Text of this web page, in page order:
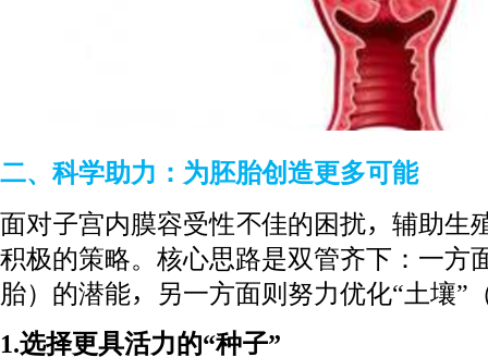
二、科学助力：为胚胎创造更多可能
面对子宫内膜容受性不佳的困扰，辅助生
积极的策略。核心思路是双管齐下：一方
胎）的潜能，另一方面则努力优化“土壤”
1.选择更具活力的“种子”